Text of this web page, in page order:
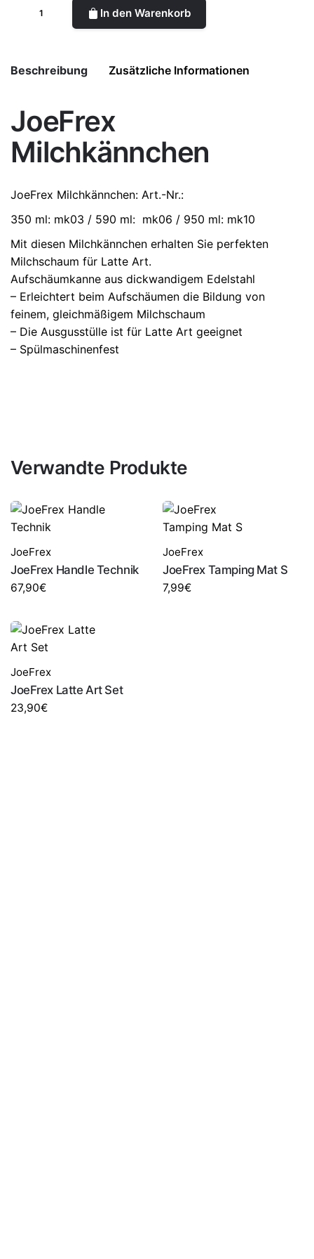
In den Warenkorb
Beschreibung Zusätzliche Informationen
JoeFrex
Milchkännchen
JoeFrex Milchkännchen: Art.-Nr.:
350 ml: mk03 / 590 ml: mk06 / 950 ml: mk10
Mit diesen Milchkännchen erhalten Sie perfekten
Milchschaum für Latte Art.
Aufschäumkanne aus dickwandigem Edelstahl
– Erleichtert beim Aufschäumen die Bildung von
feinem, gleichmäßigem Milchschaum
– Die Ausgusstülle ist für Latte Art geeignet
– Spülmaschinenfest
Größe 350 ml, 590 ml, 950 ml
Verwandte Produkte
JoeFrex
JoeFrex Handle Technik
67,90€
JoeFrex
JoeFrex Tamping Mat S
7,99€
JoeFrex
JoeFrex Latte Art Set
23,90€